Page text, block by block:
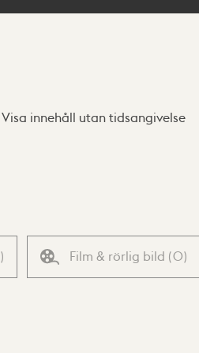
Visa innehåll utan tidsangivelse
) Film & rörlig bild (0)